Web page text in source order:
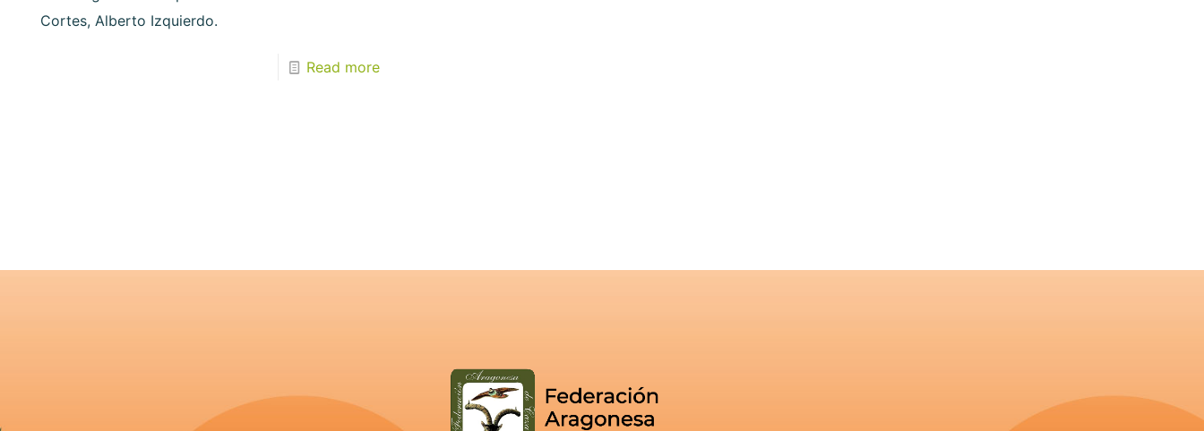
Cortes, Alberto Izquierdo.
Read more